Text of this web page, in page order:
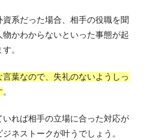
系だった場合、相手の役職を聞
かわからないといった事態が起
。
葉なので、失礼のないようしっ
。
れば相手の立場に合った対応が
ネストークが叶うでしょう。